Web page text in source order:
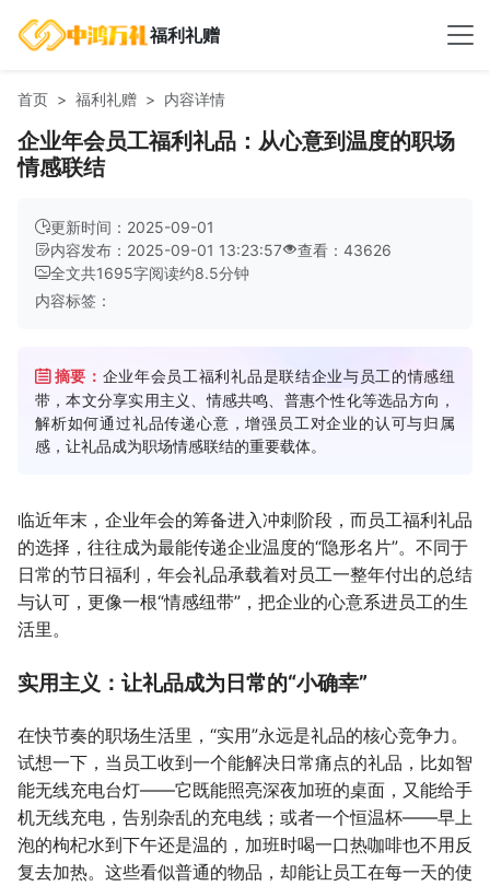
福利礼赠
首页 福利礼赠 内容详情
企业年会员工福利礼品：从心意到温度的职场
情感联结
更新时间：2025-09-01
内容发布：2025-09-01 13:23:57
查看：43626
全文共1695字阅读约8.5分钟
内容标签：
摘要： 企业年会员工福利礼品是联结企业与员工的情感纽
带，本文分享实用主义、情感共鸣、普惠个性化等选品方向，
解析如何通过礼品传递心意，增强员工对企业的认可与归属
感，让礼品成为职场情感联结的重要载体。
临近年末，企业年会的筹备进入冲刺阶段，而员工福利礼品
的选择，往往成为最能传递企业温度的“隐形名片”。不同于
日常的节日福利，年会礼品承载着对员工一整年付出的总结
与认可，更像一根“情感纽带”，把企业的心意系进员工的生
活里。
实用主义：让礼品成为日常的“小确幸”
在快节奏的职场生活里，“实用”永远是礼品的核心竞争力。
试想一下，当员工收到一个能解决日常痛点的礼品，比如智
能无线充电台灯——它既能照亮深夜加班的桌面，又能给手
机无线充电，告别杂乱的充电线；或者一个恒温杯——早上
泡的枸杞水到下午还是温的，加班时喝一口热咖啡也不用反
复去加热。这些看似普通的物品，却能让员工在每一天的使